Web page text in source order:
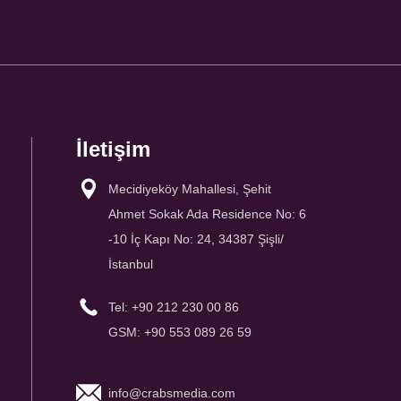
İletişim
Mecidiyeköy Mahallesi, Şehit
Ahmet Sokak Ada Residence No: 6
-10 İç Kapı No: 24, 34387 Şişli/
İstanbul
Tel: +90 212 230 00 86
GSM: +90 553 089 26 59
info@crabsmedia.com